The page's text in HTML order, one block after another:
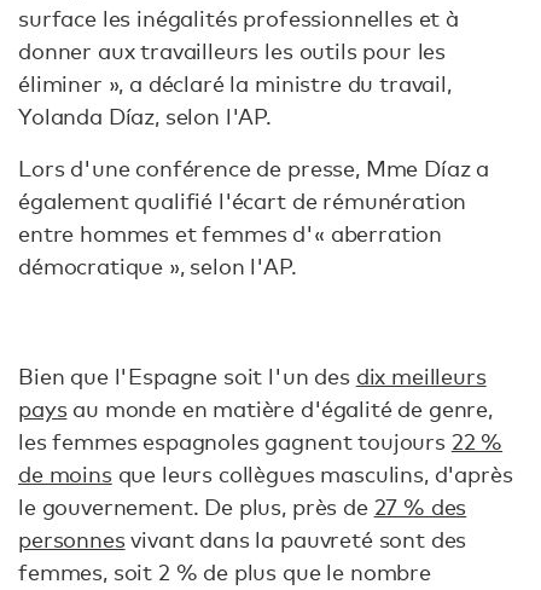
surface les inégalités professionnelles et à
donner aux travailleurs les outils pour les
éliminer », a déclaré la ministre du travail,
Yolanda Díaz, selon l'AP.
Lors d'une conférence de presse, Mme Díaz a
également qualifié l'écart de rémunération
entre hommes et femmes d'« aberration
démocratique », selon l'AP.
Bien que l'Espagne soit l'un des dix meilleurs
paysau monde en matière d'égalité de genre,
les femmes espagnoles gagnent toujours 22 %
de moinsque leurs collègues masculins, d'après
le gouvernement. De plus, près de 27 % des
personnesvivant dans la pauvreté sont des
femmes, soit 2 % de plus que le nombre